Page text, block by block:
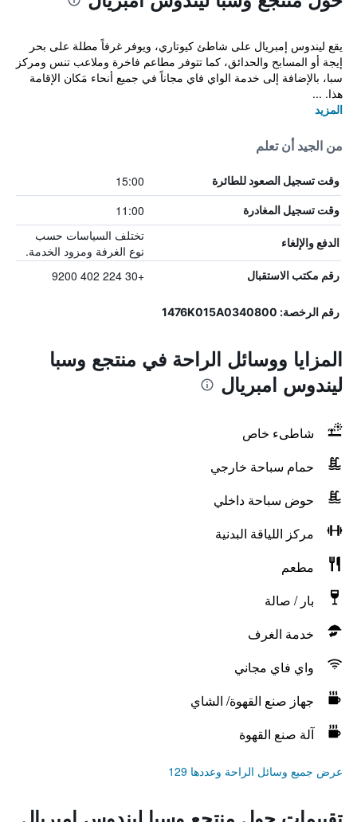
يقع ليندوس إمبريال على شاطئ كيوتاري، ويوفر غرفاً مطلة على بحر
إيجة أو المسابح والحدائق، كما تتوفر مطاعم فاخرة وملاعب تنس ومركز
سبا، بالإضافة إلى خدمة الواي فاي مجاناً في جميع أنحاء مَكان الإقامة
هذا. ...
المزيد
من الجيد أن تعلم
وقت تسجيل الصعود للطائرة 15:00
وقت تسجيل المغادرة 11:00
الدفع والإلغاء
تختلف السياسات حسب
نوع الغرفة ومزود الخدمة.
رقم مكتب الاستقبال +30 224 402 9200
رقم الرخصة: 1476Κ015Α0340800
المزايا ووسائل الراحة في منتجع وسبا
ليندوس امبريال
شاطىء خاص
حمام سباحة خارجي
حوض سباحة داخلي
مركز اللياقة البدنية
مطعم
بار / صالة
خدمة الغرف
واي فاي مجاني
جهاز صنع القهوة/ الشاي
آلة صنع القهوة
عرض جميع وسائل الراحة وعددها 129